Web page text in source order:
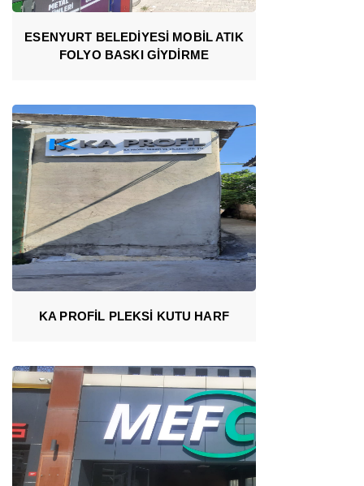
ESENYURT BELEDİYESİ MOBİL ATIK
FOLYO BASKI GİYDİRME
KA PROFİL PLEKSİ KUTU HARF